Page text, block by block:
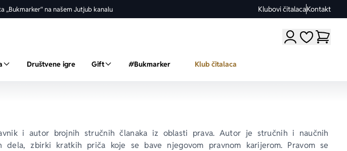
na našem Jutjub kanalu Klubovi čitalacaKontakt
Moji omiljeni
Društvene igre Gift #Bukmarker Klub čitalaca
i autor brojnih stručnih članaka iz oblasti prava. Autor je stručnih i naučnih
dela, zbirki kratkih priča koje se bave njegovom pravnom karijerom. Pravom se